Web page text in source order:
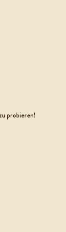
probieren!